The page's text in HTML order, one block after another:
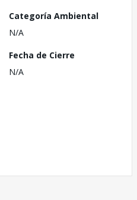
Categoría Ambiental
N/A
Fecha de Cierre
N/A